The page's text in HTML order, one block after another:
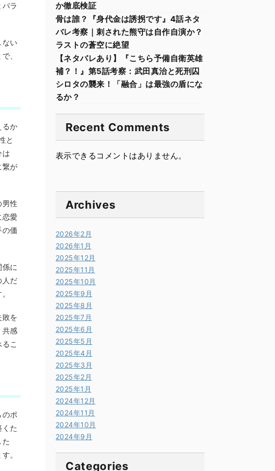
ラ
い
、
るか
と
は
繋が
性
愛
価
に
人だ
を
共感
こ
ポ
た
。
か徹底検証
骨は誰？『身代金は誘拐です』4話ネタ
バレ考察｜刺された熊守は自作自演か？
ラストの蒼空に絶望
【ネタバレあり】『こちら予備自衛英雄
補？！』第5話考察：武田真治と死刑囚
シロタの襲来！「融合」は最強の盾にな
るか？
Recent Comments
表示できるコメントはありません。
Archives
2026年2月
2026年1月
2025年12月
2025年11月
2025年10月
2025年9月
2025年8月
2025年7月
2025年6月
2025年5月
2025年4月
2025年3月
2025年2月
2025年1月
2024年12月
2024年11月
2024年10月
2024年9月
Categories